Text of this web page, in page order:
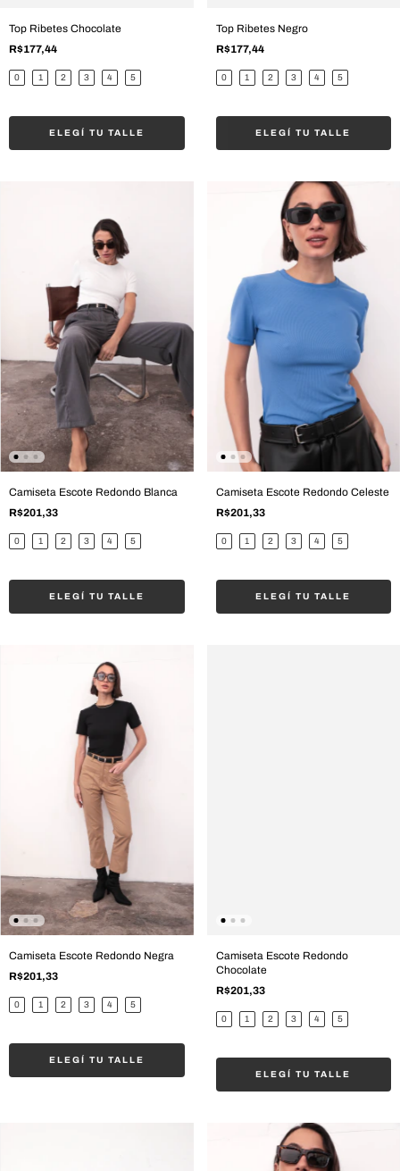
Top Ribetes Chocolate
R$177,44
0 1 2 3 4 5
ELEGÍ TU TALLE
Top Ribetes Negro
R$177,44
0 1 2 3 4 5
ELEGÍ TU TALLE
Camiseta Escote Redondo Blanca
R$201,33
0 1 2 3 4 5
ELEGÍ TU TALLE
Camiseta Escote Redondo Celeste
R$201,33
0 1 2 3 4 5
ELEGÍ TU TALLE
Camiseta Escote Redondo Negra
R$201,33
0 1 2 3 4 5
ELEGÍ TU TALLE
Camiseta Escote Redondo
Chocolate
R$201,33
0 1 2 3 4 5
ELEGÍ TU TALLE